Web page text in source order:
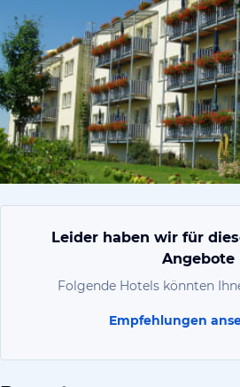
Leider haben wir für
Angebote
Folgende Hotels könnten
Empfehlungen